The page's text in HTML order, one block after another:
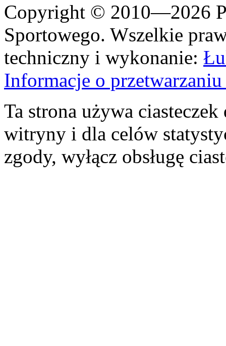
Copyright © 2010—2026
Sportowego. Wszelkie
techniczny i wykonanie:
Informacje o
Ta strona używa
witryny i dla celów
zgody, wyłącz obsługę